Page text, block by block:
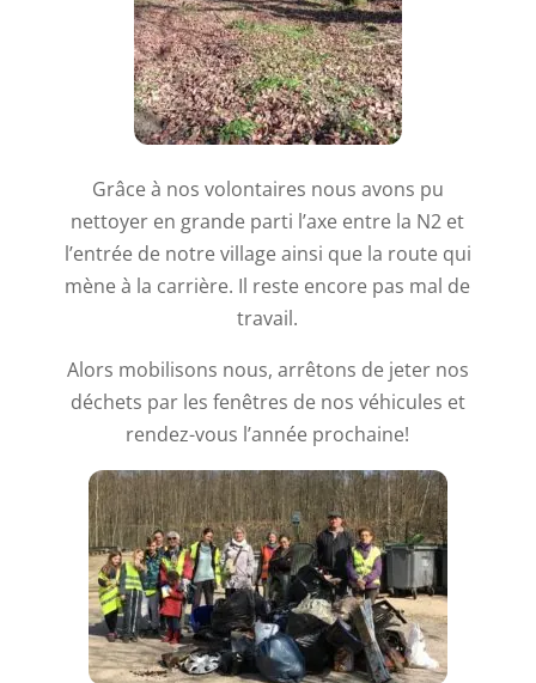
Grâce à nos volontaires nous avons pu
nettoyer en grande parti l’axe entre la N2 et
l’entrée de notre village ainsi que la route qui
mène à la carrière. Il reste encore pas mal de
travail.
Alors mobilisons nous, arrêtons de jeter nos
déchets par les fenêtres de nos véhicules et
rendez-vous l’année prochaine!